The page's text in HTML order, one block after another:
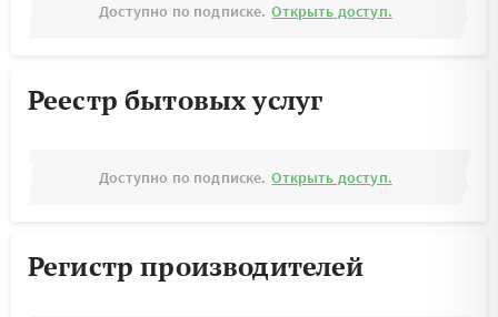
Доступно по подписке. Открыть доступ.
Реестр бытовых услуг
Доступно по подписке. Открыть доступ.
Регистр производителей